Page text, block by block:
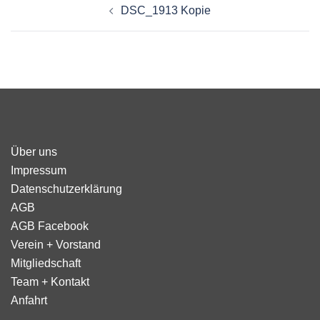
DSC_1913 Kopie
Über uns
Impressum
Datenschutzerklärung
AGB
AGB Facebook
Verein + Vorstand
Mitgliedschaft
Team + Kontakt
Anfahrt